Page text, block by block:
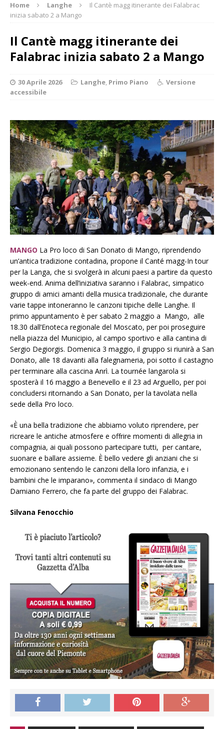
Home Langhe
Il Cantè magg itinerante dei Falabrac
inizia sabato 2 a Mango
Il Cantè magg itinerante dei
Falabrac inizia sabato 2 a Mango
30 Aprile 2026 Langhe, Primo Piano
Versione
accessibile
MANGO La Pro loco di San Donato di Mango, riprendendo
un’antica tradizione contadina, propone il Canté magg-In tour
per la Langa, che si svolgerà in alcuni paesi a partire da questo
week-end. Anima dell’iniziativa saranno i Falabrac, simpatico
gruppo di amici amanti della musica tradizionale, che durante
varie tappe intoneranno le canzoni tipiche delle Langhe. Il
primo appuntamento è per sabato 2 maggio a Mango, alle
18.30 dall’Enoteca regionale del Moscato, per poi proseguire
nella piazza del Municipio, al campo sportivo e alla cantina di
Sergio Degiorgis. Domenica 3 maggio, il gruppo si riunirà a San
Donato, alle 18 davanti alla falegnameria, poi sotto il castagno
per terminare alla cascina Anrì. La tournée langarola si
sposterà il 16 maggio a Benevello e il 23 ad Arguello, per poi
concludersi ritornando a San Donato, per la tavolata nella
sede della Pro loco.
«È una bella tradizione che abbiamo voluto riprendere, per
ricreare le antiche atmosfere e offrire momenti di allegria in
compagnia, ai quali possono partecipare tutti, per cantare,
suonare e ballare assieme. È bello vedere gli anziani che si
emozionano sentendo le canzoni della loro infanzia, e i
bambini che le imparano», commenta il sindaco di Mango
Damiano Ferrero, che fa parte del gruppo dei Falabrac.
Silvana Fenocchio